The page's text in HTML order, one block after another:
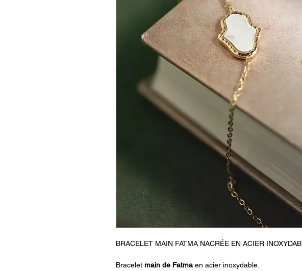
BRACELET MAIN FATMA NACRÉE EN ACIER
Bracelet main de Fatma en acier inoxydable.